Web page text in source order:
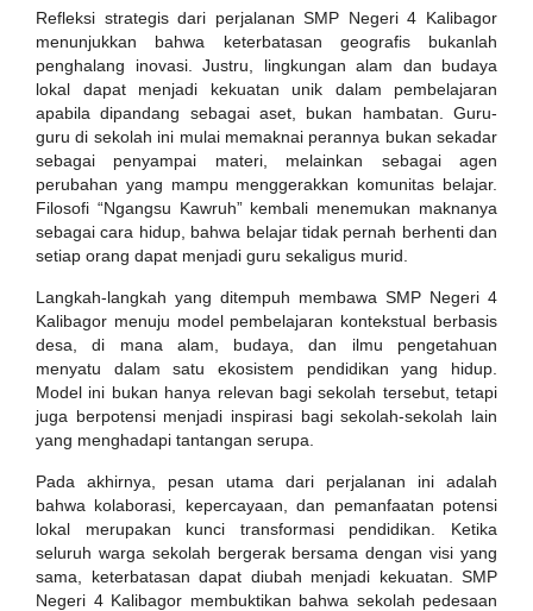
Refleksi strategis dari perjalanan SMP Negeri 4 Kalibagor
menunjukkan bahwa keterbatasan geografis bukanlah
penghalang inovasi. Justru, lingkungan alam dan budaya
lokal dapat menjadi kekuatan unik dalam pembelajaran
apabila dipandang sebagai aset, bukan hambatan. Guru-
guru di sekolah ini mulai memaknai perannya bukan sekadar
sebagai penyampai materi, melainkan sebagai agen
perubahan yang mampu menggerakkan komunitas belajar.
Filosofi “Ngangsu Kawruh” kembali menemukan maknanya
sebagai cara hidup, bahwa belajar tidak pernah berhenti dan
setiap orang dapat menjadi guru sekaligus murid.
Langkah-langkah yang ditempuh membawa SMP Negeri 4
Kalibagor menuju model pembelajaran kontekstual berbasis
desa, di mana alam, budaya, dan ilmu pengetahuan
menyatu dalam satu ekosistem pendidikan yang hidup.
Model ini bukan hanya relevan bagi sekolah tersebut, tetapi
juga berpotensi menjadi inspirasi bagi sekolah-sekolah lain
yang menghadapi tantangan serupa.
Pada akhirnya, pesan utama dari perjalanan ini adalah
bahwa kolaborasi, kepercayaan, dan pemanfaatan potensi
lokal merupakan kunci transformasi pendidikan. Ketika
seluruh warga sekolah bergerak bersama dengan visi yang
sama, keterbatasan dapat diubah menjadi kekuatan. SMP
Negeri 4 Kalibagor membuktikan bahwa sekolah pedesaan